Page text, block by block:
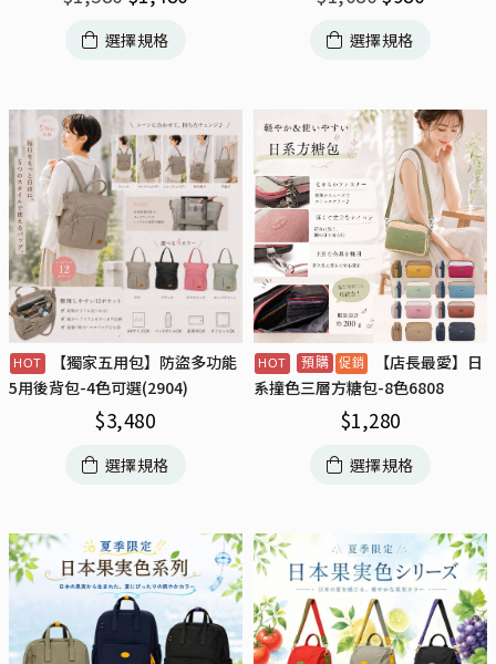
選擇規格 選擇規格
【獨家五用包】防盜多功能
5用後背包-4色可選(2904)
$3,480
選擇規格
預購
【店長最愛】日
系撞色三層方糖包-8色6808
$1,280
選擇規格